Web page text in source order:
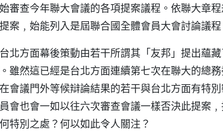
審查今年聯大會議的各項提案議程。依聯大章
案﹐始能列入是屆聯合國全體會員大會討論議程
北方面幕後策動由若干所謂其「友邦」提出蘊
雖然這已經是台北方面連續第七次在聯大的總
會議門外等候辯論結果的若干與台北方面有特
會也會一如以往六次審查會議一樣否決此提案
特別之處？何以如此令人關注？